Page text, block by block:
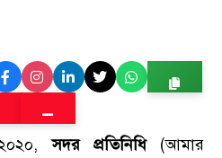
২০২০,সদর প্রতিনিধি(আমার